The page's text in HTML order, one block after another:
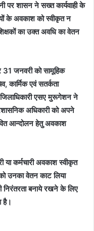
शासन ने सख्त कार्यवाही के
के अवकाश को स्वीकृत न
का उक्त अवधि का वेतन
जनवरी को सामूहिक
कार्मिक एवं सतर्कता
एसए मुरूगेशन ने
अधिकारी को अपने
आन्दोलन हेतु अवकाश
या कर्मचारी अवकाश स्वीकृत
उनका वेतन काट लिया
निरंतरता बनाये रखने के लिए
है।